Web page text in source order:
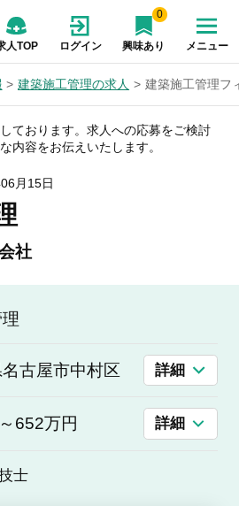
人TOP ログイン
0
興味あり メニュー
建築施工管理の求人 建築施工管理フ
ております。求人への応募をご検討
内容をお伝えいたします。
月15日
社
古屋市中村区 詳細
652万円 詳細
士